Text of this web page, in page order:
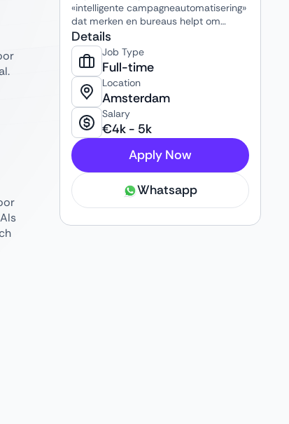
«intelligente campagneautomatisering»
dat merken en bureaus helpt om
digitale advertentiecampagnes sneller,
efficiënter en op schaal te plannen,
maken, valideren en lanceren. Het
biedt oplossingen voor creatieve
automatisering, digitaal asset
management en campagnebeheer om
het hele campagneproces te
stroomlijnen. Als onderdeel van Peach
combineert Cape.io creatieve
automatisering met de distributie- en
compliance-expertise van Peach voor
een naadloos systeem van idee tot
live.
Details
Job Type
Full-time
Location
Amsterdam
Salary
€4k - 5k
Apply Now
Whatsapp